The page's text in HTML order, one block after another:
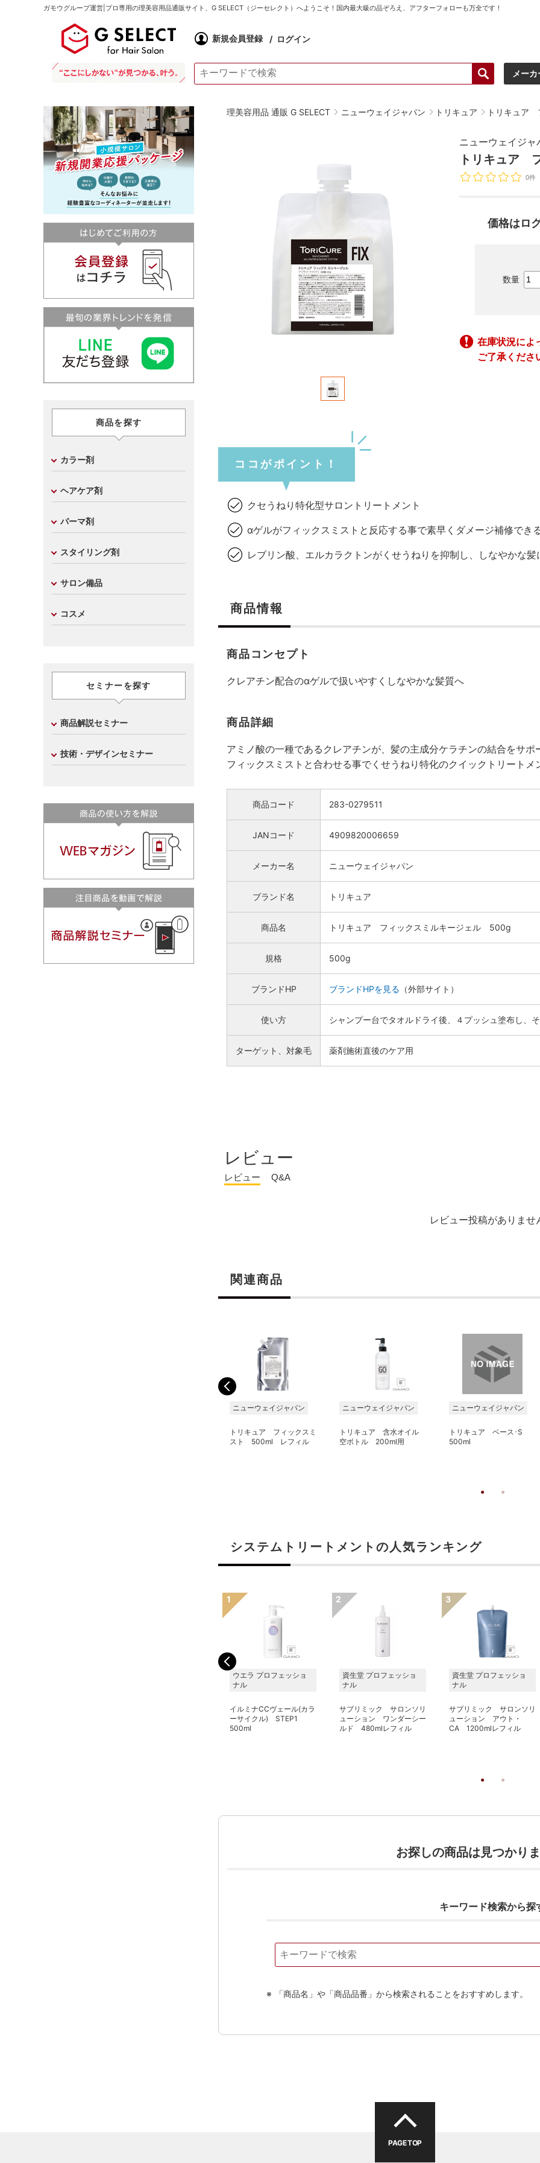
ガモウグループ運営|プロ専用の理美容用品通販サイト、G SELECT（ジーセレクト）へようこそ！国内最大級の品ぞろえ、アフターフォローも万全です！
メー
新規会員登録 ログイン
理美容用品 通販 G SELECT ニューウェイジャパン トリキュア トリキュア
ニューウェイジャ
トリキュア
0件
価格はロ
在庫状況によ
ご了承くださ
ココがポイント！
クセうねり特化型サロントリートメント
αゲルがフィックスミストと反応する事で素早くダメージ補修でき
レブリン酸、エルカラクトンがくせうねりを抑制し、しなやかな髪
商品情報
商品コンセプト
クレアチン配合のαゲルで扱いやすくしなやかな髪質へ
商品詳細
アミノ酸の一種であるクレアチンが、髪の主成分ケラチンの結合をサ
フィックスミストと合わせる事でくせうねり特化のクイックトリート
商品コード 283-0279511
JANコード 4909820006659
メーカー名 ニューウェイジャパン
ブランド名 トリキュア
商品名 トリキュア フィックスミルキージェル 500g
規格 500g
ブランドHP ブランドHPを見る （外部サイト）
使い方 シャンプー台でタオルドライ後、４プッシュ塗布し、
ターゲット、対象毛 薬剤施術直後のケア用
レビュー
レビュー Q&A
レビュー投稿がありませ
関連商品
ニューウェイジャパン
トリキュア フィックスミ
スト 500ml レフィル
ニューウェイジャパン
トリキュア 含水オイル
空ボトル 200ml用
ニューウェイジャパン
トリキュア ベース･S
500ml
システムトリートメントの人気ランキング
ウエラ プロフェッショ
ナル
イルミナCCヴェール(カラ
ーサイクル) STEP1
500ml
資生堂 プロフェッショ
ナル
サブリミック サロンソリ
ューション ワンダーシー
ルド 480mlレフィル
資生堂 プロフェッショ
ナル
サブリミック サロンソリ
ューション アウト・
CA 1200mlレフィル
お探しの商品は見つかり
キーワード検索から探
「商品名」や「商品品番」から検索されることをおすすめします。
商品を探す
カラー剤
ヘアケア剤
パーマ剤
スタイリング剤
サロン備品
コスメ
セミナーを探す
商品解説セミナー
技術・デザインセミナー
PAGE TOP